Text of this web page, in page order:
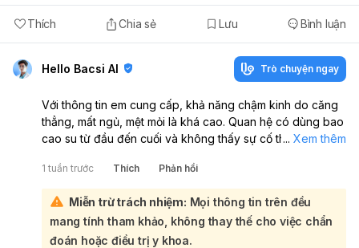
Thích Chia sẻ Lưu Bình luận
Hello Bacsi AI Trò chuyện ngay
Với thông tin em cung cấp, khả năng chậm kinh do căng
thẳng, mất ngủ, mệt mỏi là khá cao. Quan hệ có dùng bao
cao su từ đầu đến cuối và không thấy sự cố thì nguy cơ
thường, nhưng nếu trước đây em thường 29–32 ngày mà
nay trễ rõ rệt thì vẫn nên theo dõi thêm:
Em nên thử thai bằng que nếu đã trễ kinh từ 7 ngày trở
lên, tốt nhất thử vào buổi sáng. Nếu que âm tính mà vẫn
chưa có kinh sau vài ngày đến 1 tuần, em nên đi khám
... Xem thêm
1 tuần trước Thích Phản hồi
Miễn trừ trách nhiệm: Mọi thông tin trên đều
mang tính tham khảo, không thay thế cho việc chẩn
đoán hoặc điều trị y khoa.